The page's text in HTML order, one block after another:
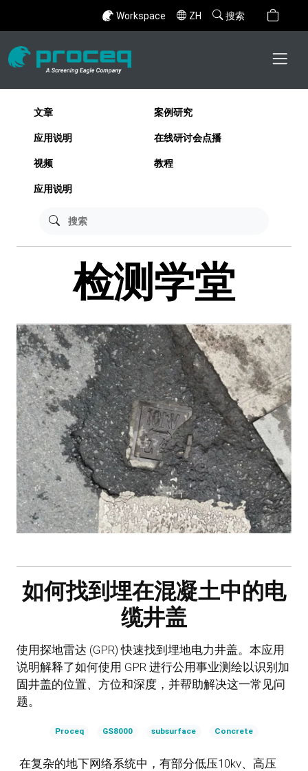
Workspace ZH 搜索
文章 案例研究
应用说明 在线研讨会点播
视频 教程
应用说明
检测学堂
如何找到埋在混凝土中的电
缆井盖
使用探地雷达 (GPR) 快速找到埋地电力井盖。本应用
说明解释了如何使用 GPR 进行公用事业测绘以识别加
固井盖的位置、方位和深度，并帮助解决这一常见问
题。
Proceq GS8000 subsurface Concrete
在复杂的地下网络系统中，有部分低压10kv、高压